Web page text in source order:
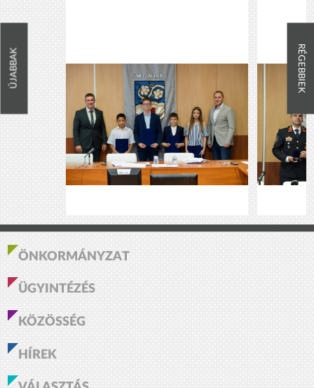
ÚJABBAK RÉGEBBIEK
ÖNKORMÁNYZAT
ÜGYINTÉZÉS
KÖZÖSSÉG
HÍREK